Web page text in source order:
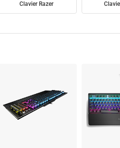
Clavier Razer